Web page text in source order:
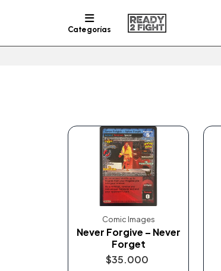
Categorías
Comic Images
Never Forgive – Never
Forget
$35.000